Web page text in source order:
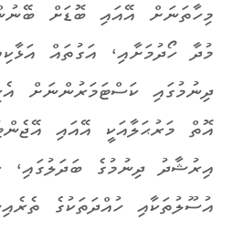
މިހާތަނަށް އޭއައި ބޮޑަށް
މުދާ ހޯދުމަށާއި، އަގުތައް
ދިނުމުގައި ކަސްޓަމަރުންނަށް
އޮތް މަރުޙަލާއަކީ އޭއައި
އިރުޝާދު ދިނުމުގެ ބަދަލުގައި،
އުސޫލުތަކާއި ހުއްދަތަކުގެ